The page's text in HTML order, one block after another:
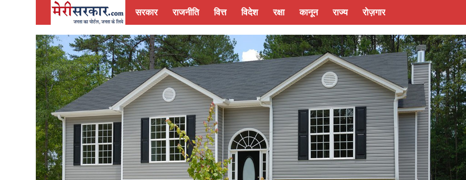
सरकार राजनीति वित्त विदेश रक्षा कानून राज्य रोज़गार